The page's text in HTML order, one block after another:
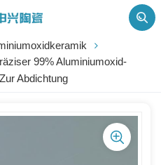
99% Aluminiumoxid-
Abdichtung